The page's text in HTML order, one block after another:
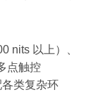
nits 以上）、
点触控
各类复杂环